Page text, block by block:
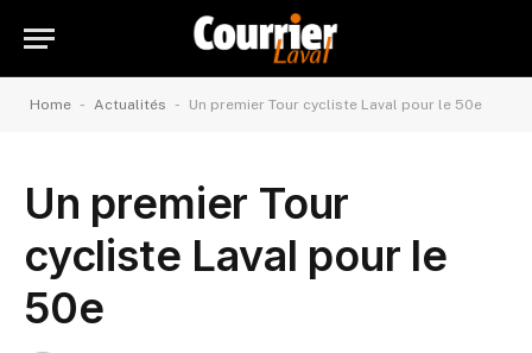
Home - Actualités - Un premier Tour cycliste Laval pour le 50e
Un premier Tour
cycliste Laval pour le
50e